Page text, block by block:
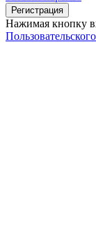
Нажимая кнопку